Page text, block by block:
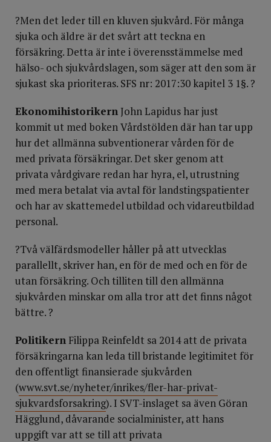
?Men det leder till en kluven sjukvård. För många
sjuka och äldre är det svårt att teckna en
försäkring. Detta är inte i överensstämmelse med
hälso- och sjukvårdslagen, som säger att den som är
sjukast ska prioriteras. SFS nr: 2017:30 kapitel 3 1§. ?
EkonomihistorikernJohn Lapidus har just
kommit ut med boken Vårdstölden där han tar upp
hur det allmänna subventionerar vården för de
med privata försäkringar. Det sker genom att
privata vårdgivare redan har hyra, el, utrustning
med mera betalat via avtal för landstingspatienter
och har av skattemedel utbildad och vidareutbildad
personal.
?Två välfärdsmodeller håller på att utvecklas
parallellt, skriver han, en för de med och en för de
utan försäkring. Och tilliten till den allmänna
sjukvården minskar om alla tror att det finns något
bättre. ?
Politikern Filippa Reinfeldt sa 2014 att de privata
försäkringarna kan leda till bristande legitimitet för
den offentligt finansierade sjukvården
(www.svt.se/nyheter/inrikes/fler-har-privat-
sjukvardsforsakring). I SVT-inslaget sa även Göran
Hägglund, dåvarande socialminister, att hans
uppgift var att se till att privata